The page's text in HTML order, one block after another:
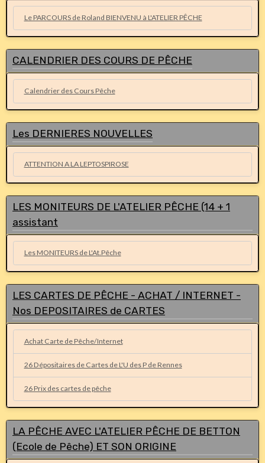
Le PARCOURS de Roland BIENVENU à L'ATELIER PÊCHE
CALENDRIER DES COURS DE PÊCHE
Calendrier des Cours Pêche
Les DERNIERES NOUVELLES
ATTENTION A LA LEPTOSPIROSE
LES MONITEURS DE L'ATELIER PÊCHE (14 + 1
assistant
Les MONITEURS de L'At.Pêche
LES CARTES DE PÊCHE - ACHAT / INTERNET -
Nos DEPOSITAIRES de CARTES
Achat Carte de Pêche/Internet
26 Dépositaires de Cartes de L'U des P de Rennes
26 Prix des cartes de pêche
LA PÊCHE AVEC L'ATELIER PÊCHE DE BETTON
(Ecole de Pêche) ET SON ORIGINE